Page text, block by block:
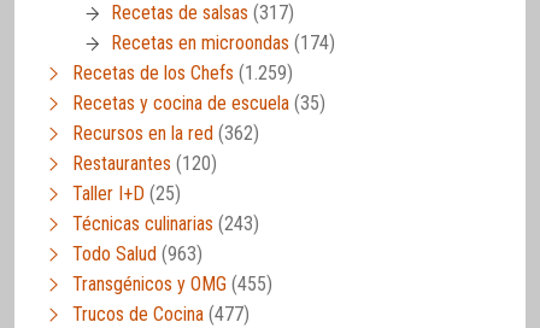
Recetas de salsas (317)
Recetas en microondas (174)
Recetas de los Chefs (1.259)
Recetas y cocina de escuela (35)
Recursos en la red (362)
Restaurantes (120)
Taller I+D (25)
Técnicas culinarias (243)
Todo Salud (963)
Transgénicos y OMG (455)
Trucos de Cocina (477)